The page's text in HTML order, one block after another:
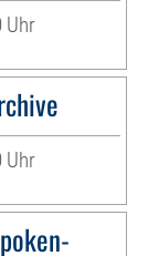
Uhr
Uhr